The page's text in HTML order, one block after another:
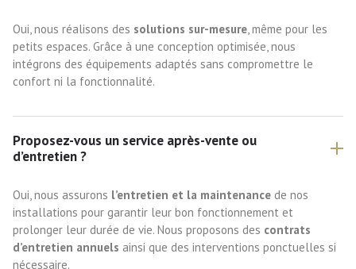
Oui, nous réalisons des solutions sur-mesure , même pour les
petits espaces. Grâce à une conception optimisée, nous
intégrons des équipements adaptés sans compromettre le
confort ni la fonctionnalité.
Proposez-vous un service après-vente ou
d’entretien ?
Oui, nous assurons l’entretien et la maintenance de nos
installations pour garantir leur bon fonctionnement et
prolonger leur durée de vie. Nous proposons des contrats
d’entretien annuels ainsi que des interventions ponctuelles si
nécessaire.